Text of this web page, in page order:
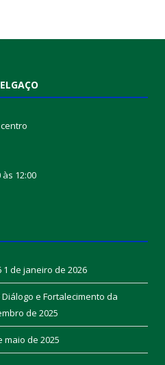
12:00
1 de janeiro de 2026
Diálogo e Fortalecimento da
de 2025
maio de 2025